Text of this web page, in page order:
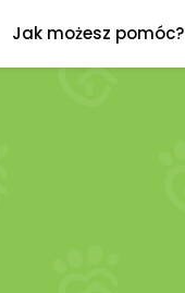
Jak możesz pomóc?